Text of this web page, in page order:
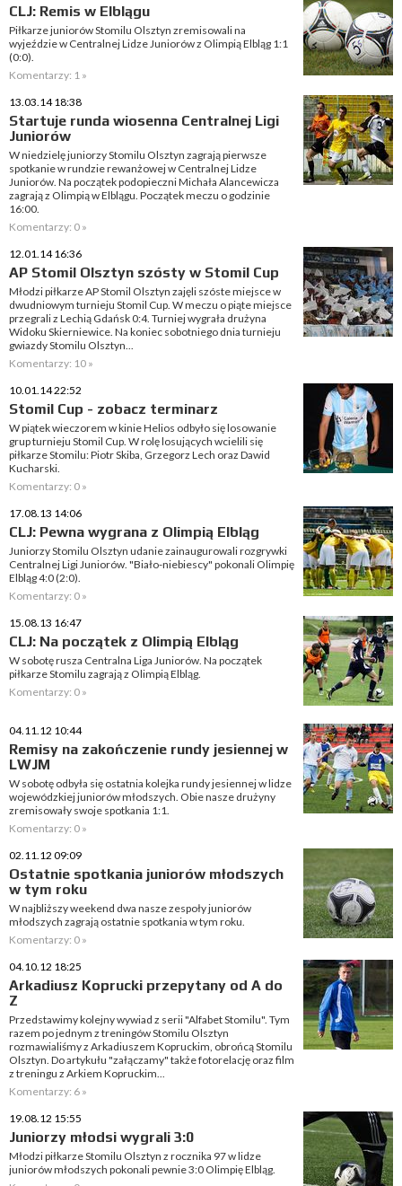
CLJ: Remis w Elblągu
Piłkarze juniorów Stomilu Olsztyn zremisowali na
wyjeździe w Centralnej Lidze Juniorów z Olimpią Elbląg 1:1
(0:0).
Komentarzy: 1 »
13.03.14 18:38
Startuje runda wiosenna Centralnej Ligi
Juniorów
W niedzielę juniorzy Stomilu Olsztyn zagrają pierwsze
spotkanie w rundzie rewanżowej w Centralnej Lidze
Juniorów. Na początek podopieczni Michała Alancewicza
zagrają z Olimpią w Elblągu. Początek meczu o godzinie
16:00.
Komentarzy: 0 »
12.01.14 16:36
AP Stomil Olsztyn szósty w Stomil Cup
Młodzi piłkarze AP Stomil Olsztyn zajęli szóste miejsce w
dwudniowym turnieju Stomil Cup. W meczu o piąte miejsce
przegrali z Lechią Gdańsk 0:4. Turniej wygrała drużyna
Widoku Skierniewice. Na koniec sobotniego dnia turnieju
gwiazdy Stomilu Olsztyn...
Komentarzy: 10 »
10.01.14 22:52
Stomil Cup - zobacz terminarz
W piątek wieczorem w kinie Helios odbyło się losowanie
grup turnieju Stomil Cup. W rolę losujących wcielili się
piłkarze Stomilu: Piotr Skiba, Grzegorz Lech oraz Dawid
Kucharski.
Komentarzy: 0 »
17.08.13 14:06
CLJ: Pewna wygrana z Olimpią Elbląg
Juniorzy Stomilu Olsztyn udanie zainaugurowali rozgrywki
Centralnej Ligi Juniorów. "Biało-niebiescy" pokonali Olimpię
Elbląg 4:0 (2:0).
Komentarzy: 0 »
15.08.13 16:47
CLJ: Na początek z Olimpią Elbląg
W sobotę rusza Centralna Liga Juniorów. Na początek
piłkarze Stomilu zagrają z Olimpią Elbląg.
Komentarzy: 0 »
04.11.12 10:44
Remisy na zakończenie rundy jesiennej w
LWJM
W sobotę odbyła się ostatnia kolejka rundy jesiennej w lidze
wojewódzkiej juniorów młodszych. Obie nasze drużyny
zremisowały swoje spotkania 1:1.
Komentarzy: 0 »
02.11.12 09:09
Ostatnie spotkania juniorów młodszych
w tym roku
W najbliższy weekend dwa nasze zespoły juniorów
młodszych zagrają ostatnie spotkania w tym roku.
Komentarzy: 0 »
04.10.12 18:25
Arkadiusz Koprucki przepytany od A do
Z
Przedstawimy kolejny wywiad z serii "Alfabet Stomilu". Tym
razem po jednym z treningów Stomilu Olsztyn
rozmawialiśmy z Arkadiuszem Kopruckim, obrońcą Stomilu
Olsztyn. Do artykułu "załączamy" także fotorelację oraz film
z treningu z Arkiem Kopruckim...
Komentarzy: 6 »
19.08.12 15:55
Juniorzy młodsi wygrali 3:0
Młodzi piłkarze Stomilu Olsztyn z rocznika 97 w lidze
juniorów młodszych pokonali pewnie 3:0 Olimpię Elbląg.